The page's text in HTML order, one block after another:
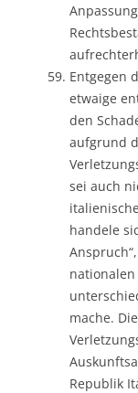
Entgegen
etwaige
den
aufgrund
sei auch
handele
mache.
Republik